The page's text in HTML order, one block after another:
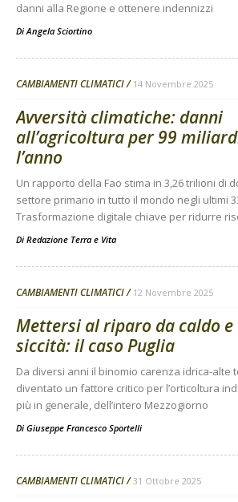
danni alla Regione e ottenere indennizzi
DiAngela Sciortino
CAMBIAMENTI CLIMATICI 14 Novembre 2025
Avversità climatiche: danni
all’agricoltura per 99
l’anno
Un rapporto della Fao stima in 3,26 trilioni di
settore primario in tutto il mondo negli ultimi
Trasformazione digitale chiave per ridurre
Di Redazione Terra e Vita
CAMBIAMENTI CLIMATICI 12 Novembre 2025
Mettersi al riparo da caldo e
siccità: il caso Puglia
Da diversi anni il binomio carenza idrica-alte
diventato un fattore critico per l’orticoltura
più in generale, dell’intero Mezzogiorno
Di Giuseppe Francesco Sportelli
CAMBIAMENTI CLIMATICI 31 Ottobre 2025